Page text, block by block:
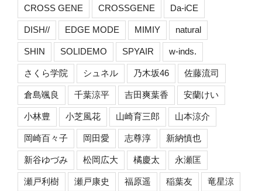
CROSS GENE CROSSGENE Da-iCE
DISH// EDGE MODE MIMIY natural
SHIN SOLIDEMO SPYAIR w-inds.
さくら学院 シュネル 乃木坂46 佐藤流司
倉島颯良 千葉涼平 吉田爽葉香 安蘭けい
小林豊 小芝風花 山崎育三郎 山本涼介
岡崎百々子 岡田愛 志尊淳 新納慎也
新谷ゆづみ 松岡広大 橘慶太 永瀬匡
瀬戸利樹 瀬戸康史 福原遥 稲葉友 竜星涼